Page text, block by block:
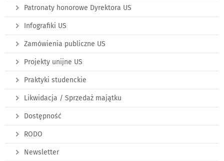
Patronaty honorowe Dyrektora US
Infografiki US
Zamówienia publiczne US
Projekty unijne US
Praktyki studenckie
Likwidacja / Sprzedaż majątku
Dostępność
RODO
Newsletter